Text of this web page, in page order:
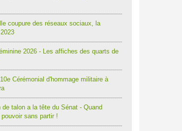
coupure des réseaux sociaux, la
2026 - Les affiches des quarts de
10e Cérémonial d'hommage militaire à
de talon a la tête du Sénat - Quand
sans partir !